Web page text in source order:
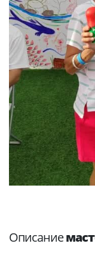
Описание